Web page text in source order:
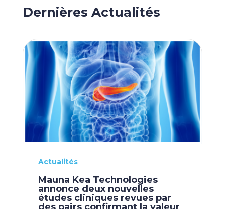
Dernières Actualités
Actualités
Mauna Kea Technologies
annonce deux nouvelles
études cliniques revues par